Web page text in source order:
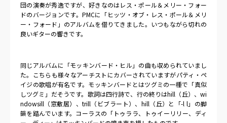
団の演奏が秀逸ですが、好きなのはレス・ポール＆メリー・フォー
ドのバージョンです。 PMCに「ヒッツ・オブ・レス・ポール＆メリ
ー・フォード」のアルバムを借りてきました。いつもながら切れの
良いギターの響きです。
同じアルバムに「モッキンバード・ヒル」の曲も収められていまし
た。こちらも様々なアーチストにカバーされていますがパティ・ペ
イジの歌唱が有名です。モッキンバードとはツグミの一種で「真似
しツグミ」だそうです。歌詞は四行詩で、行の終りはhill （丘）、wi
ndowsill （窓敷居）、trill （ビブラート）、 hill （丘）と「-l l 」の脚
韻を踏んでいます。コーラスの「トゥララ、トゥイーリリー、ディ